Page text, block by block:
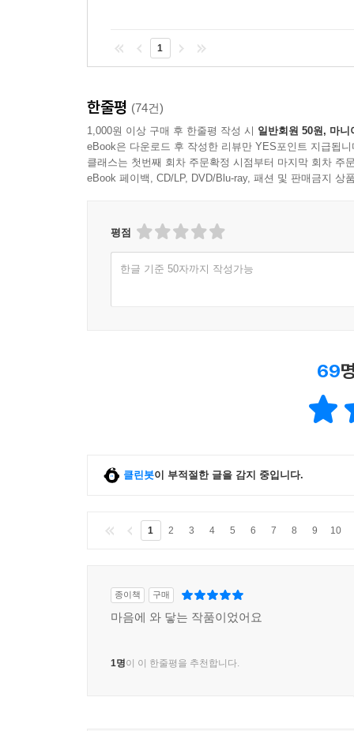
1
한줄평 (74건)
1,000원 이상 구매 후 한줄평 작성 시 일반회원 50원, 마니
eBook은 다운로드 후 작성한 리뷰만 YES포인트 지급됩니
클래스는 첫번째 회차 주문확정 시점부터 마지막 회차 주
eBook 페이백, CD/LP, DVD/Blu-ray, 패션 및 판매금지 상
평점
한글 기준 50자까지 작성가능
69
클린봇이 부적절한 글을 감지 중입니다.
1 2 3 4 5 6 7 8 9 10
종이책 구매
마음에 와 닿는 작품이었어요
1명이 이 한줄평을 추천합니다.